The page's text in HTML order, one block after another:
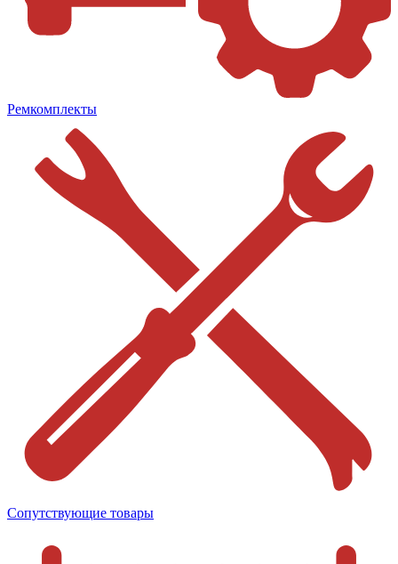
Ремкомплекты
Сопутствующие товары